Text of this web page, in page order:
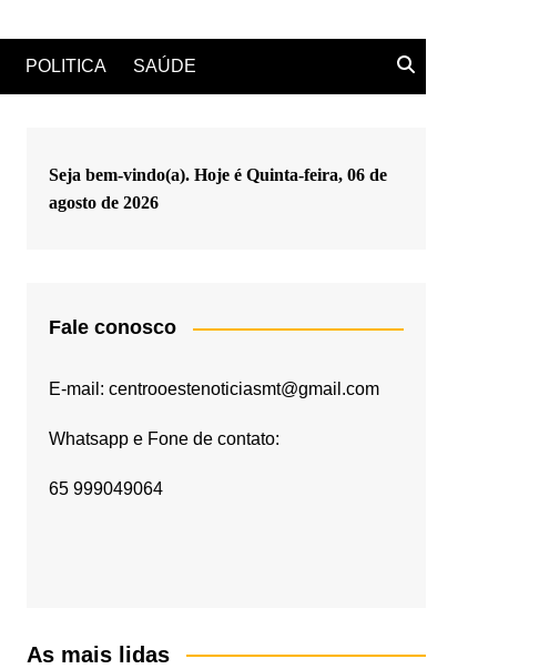
POLITICA SAÚDE
Seja bem-vindo(a). Hoje é Quinta-feira, 06 de
agosto de 2026
Fale conosco
E-mail: centrooestenoticiasmt@gmail.com
Whatsapp e Fone de contato:
65 999049064
As mais lidas